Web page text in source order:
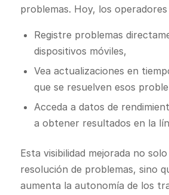
problemas. Hoy, los operadores
Registre problemas
dispositivos móviles,
Vea actualizaciones en
que se resuelven esos
Acceda a datos de
a obtener resultados en la
Esta visibilidad mejorada no
resolución de problemas, sino
aumenta la autonomía de los